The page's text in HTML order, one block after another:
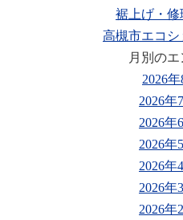
裾上げ・修
高槻市エコ
月別の
2026年
2026年
2026年
2026年
2026年
2026年
2026年